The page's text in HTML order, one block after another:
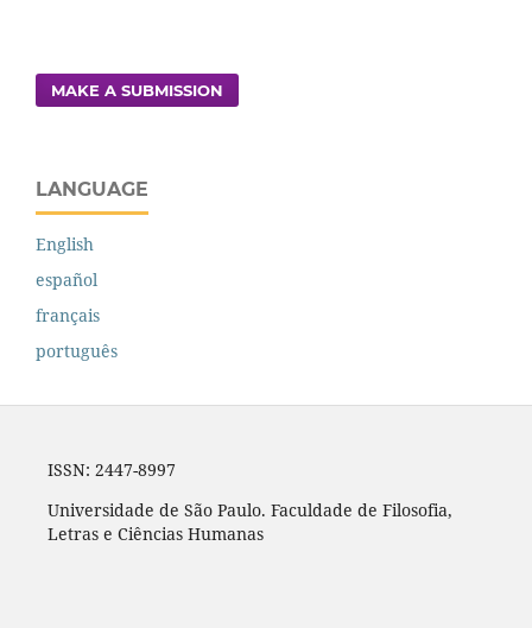
MAKE A SUBMISSION
LANGUAGE
English
español
français
português
ISSN: 2447-8997
Universidade de São Paulo. Faculdade de Filosofia,
Letras e Ciências Humanas